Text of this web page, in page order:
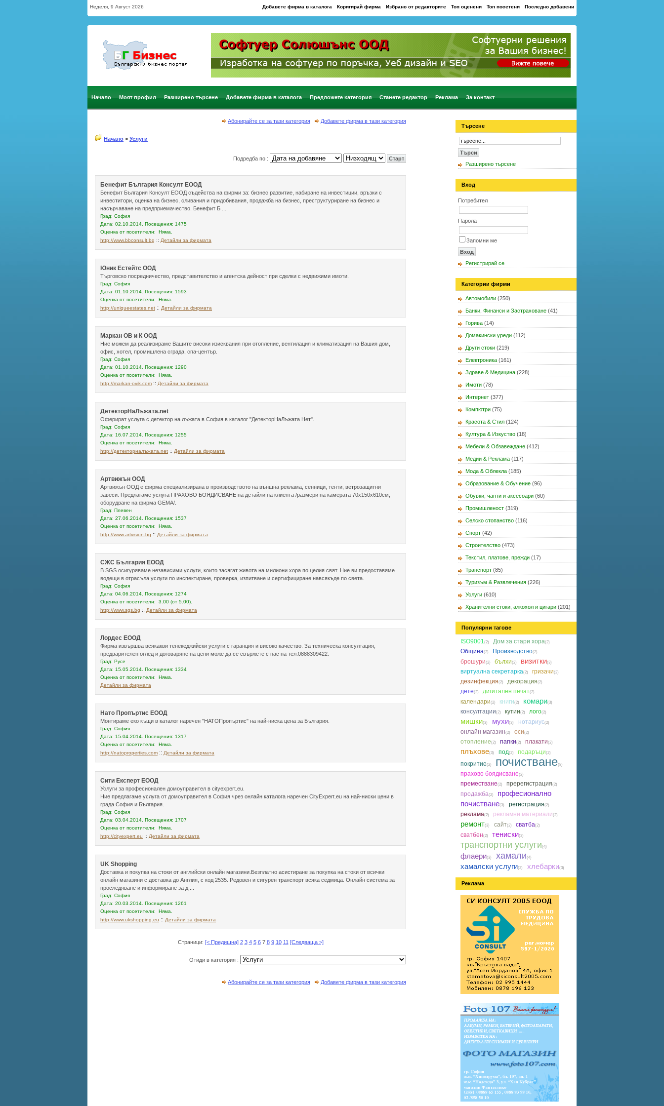
Последно добавени
Топ посетени
Топ оценени
Избрано от редакторите
Коригирай фирма
Добавете фирма в каталога
Неделя, 9 Август 2026
Начало Моят профил Разширено търсене Добавете фирма в каталога Предложете категория Станете редактор Реклама За контакт
Абонирайте се за тази категория Добавете фирма в тази категория
Начало > Услуги
Подредба по :
Бенефит България Консулт ЕООД
Бенефит България Консулт ЕООД съдейства на фирми за: бизнес развитие, набиране на инвестиции, връзки с
инвеститори, оценка на бизнес, сливания и придобивания, продажба на бизнес, преструктуриране на бизнес и
насърчаване на предприемачество. Бенефит Б ...
Град: София
Дата: 02.10.2014. Посещения: 1475
Оценка от посетители: Няма.
http://www.bbconsult.bg :: Детайли за фирмата
Юник Естейтс ООД
Търговско посредничество, представителство и агентска дейност при сделки с недвижими имоти.
Град: София
Дата: 01.10.2014. Посещения: 1593
Оценка от посетители: Няма.
http://uniqueestates.net :: Детайли за фирмата
Маркан ОВ и К ООД
Ние можем да реализираме Вашите високи изисквания при отопление, вентилация и климатизация на Вашия дом,
офис, хотел, промишлена сграда, спа-център.
Град: София
Дата: 01.10.2014. Посещения: 1290
Оценка от посетители: Няма.
http://markan-ovik.com :: Детайли за фирмата
ДетекторНаЛъжата.net
Оферират услуга с детектор на лъжата в София в каталог "ДетекторНаЛъжата Нет".
Град: София
Дата: 16.07.2014. Посещения: 1255
Оценка от посетители: Няма.
http://детекторналъжата.net :: Детайли за фирмата
Артвижън ООД
Артвижън ООД е фирма специализирана в производството на външна реклама, сенници, тенти, ветрозащитни
завеси. Предлагаме услуга ПРАХОВО БОЯДИСВАНЕ на детайли на клиента /размери на камерата 70х150х610см,
оборудване на фирма GEMA/.
Град: Плевен
Дата: 27.06.2014. Посещения: 1537
Оценка от посетители: Няма.
http://www.artvision.bg :: Детайли за фирмата
СЖС България ЕООД
В SGS осигуряваме независими услуги, които засягат живота на милиони хора по целия свят. Ние ви предоставяме
водещи в отрасъла услуги по инспектиране, проверка, изпитване и сертифициране навсякъде по света.
Град: София
Дата: 04.06.2014. Посещения: 1274
Оценка от посетители: 3.00 (от 5.00).
http://www.sgs.bg :: Детайли за фирмата
Лордес ЕООД
Фирма извършва всякакви тенекеджийски услуги с гаранция и високо качество. За техническа консултация,
предварителен оглед и договаряне на цени може да се свържете с нас на тел.0888309422.
Град: Русе
Дата: 15.05.2014. Посещения: 1334
Оценка от посетители: Няма.
Детайли за фирмата
Нато Пропъртис ЕООД
Монтираме еко къщи в каталог наречен "НАТОПропъртис" на най-ниска цена за България.
Град: София
Дата: 15.04.2014. Посещения: 1317
Оценка от посетители: Няма.
http://natoproperties.com :: Детайли за фирмата
Сити Експерт ЕООД
Услуги за професионален домоуправител в cityexpert.eu.
Ние предлагаме услуга от домоуправител в София чрез онлайн каталога наречен CityExpert.eu на най-ниски цени в
града София и България.
Град: София
Дата: 03.04.2014. Посещения: 1707
Оценка от посетители: Няма.
http://cityexpert.eu :: Детайли за фирмата
UK Shopping
Доставка и покупка на стоки от английски онлайн магазини.Безплатно асистиране за покупка на стоки от всички
онлайн магазини с доставка до Англия, с код 2535. Редовен и сигурен транспорт всяка седмица. Онлайн система за
проследяване и информиране за д ...
Град: София
Дата: 20.03.2014. Посещения: 1261
Оценка от посетители: Няма.
http://www.ukshopping.eu :: Детайли за фирмата
Страници: [< Предишна] 2 3 4 5 6 7 8 9 10 11 [Следваща >]
Отиди в категория :
Абонирайте се за тази категория Добавете фирма в тази категория
Търсене
Разширено търсене
Вход
Потребител
Парола
Запомни ме
Регистрирай се
Категории фирми
Автомобили (250)
Банки, Финанси и Застраховане (41)
Горива (14)
Домакински уреди (112)
Други стоки (219)
Електроника (161)
Здраве & Медицина (228)
Имоти (78)
Интернет (377)
Компютри (75)
Красота & Стил (124)
Култура & Изкуство (18)
Мебели & Обзавеждане (412)
Медии & Реклама (117)
Мода & Облекла (185)
Образование & Обучение (96)
Обувки, чанти и аксесоари (60)
Промишленост (319)
Селско стопанство (116)
Спорт (42)
Строителство (473)
Текстил, платове, прежди (17)
Транспорт (85)
Туризъм & Развлечения (226)
Услуги (610)
Хранителни стоки, алкохол и цигари (201)
Популярни тагове
ISO9001(2) Дом за стари хора(2)
Община(2) Производство(2)
брошури(2) бълхи(2) визитки(3)
виртуална секретарка(2) гризачи(2)
дезинфекция(2) декорация(2)
дете(2) дигитален печат(2)
календари(2) книги(2) комари(3)
консултации(2) кутии(2) лого(2)
мишки(3) мухи(3) нотариус(2)
онлайн магазин(2) оси(2)
отопление(2) папки(2) плакати(2)
плъхове(3) под(2) подаръци(2)
покритие(2) почистване(8)
прахово боядисване(2)
преместване(2) пререгистрация(2)
продажба(2)
професионално
почистване(3) регистрация(2)
реклама(2) рекламни материали(2)
ремонт(3) сайт(2) сватба(2)
сватбен(2) тениски(3)
транспортни услуги(4)
флаери(3) хамали(4)
хамалски услуги(3) хлебарки(3)
Реклама